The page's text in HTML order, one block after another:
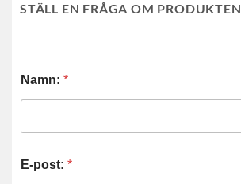
STÄLL EN FRÅGA OM PRODUKTEN
Namn: *
E-post: *